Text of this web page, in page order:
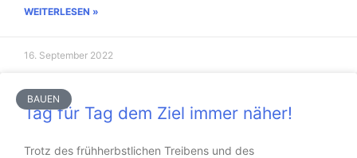
WEITERLESEN »
16. September 2022
BAUEN
Tag für Tag dem Ziel immer näher!
Trotz des frühherbstlichen Treibens und des